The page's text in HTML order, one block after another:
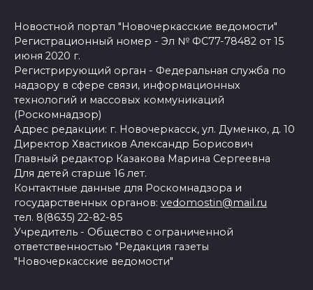
Новостной портал "Новочеркасские ведомости"
Регистрационный номер - Эл № ФС77-78482 от 15
июня 2020 г.
Регистрирующий орган - Федеральная служба по
надзору в сфере связи, информационных
технологий и массовых коммуникаций
(Роскомнадзор)
Адрес редакции: г. Новочеркасск, ул. Думенко, д. 10
Директор Хвастиков Александр Борисович
Главный редактор Казакова Марина Сергеевна
Для детей старше 16 лет.
Контактные данные для Роскомнадзора и
государственных органов: vedomostin@mail.ru
тел. 8(8635) 22-82-85
Учредитель - Общество с ограниченной
ответственностью "Редакция газеты
"Новочеркасские ведомости"